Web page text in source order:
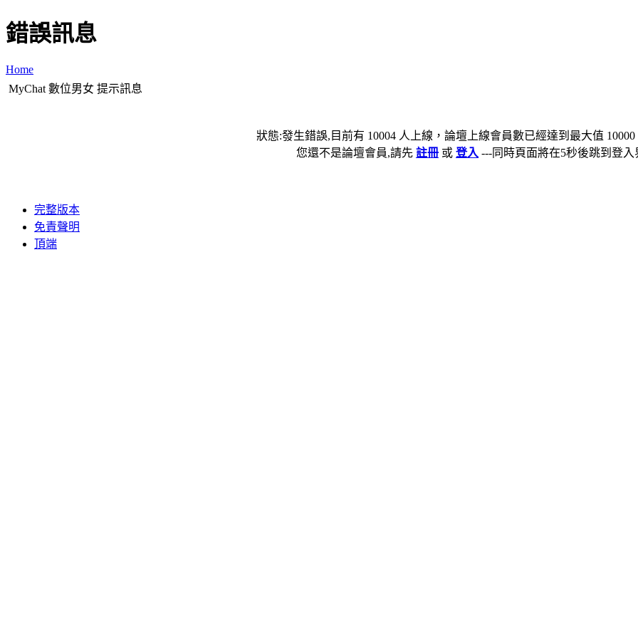
錯誤訊息
Home
MyChat 數位男女 提示訊息
狀態:發生錯誤,目前有 10004 人上線，論壇上線會員數已經達到最大值
您還不是論壇會員,請先 註冊 或 登入 ---同時頁面將在5秒後跳到登入
完整版本
免責聲明
頂端